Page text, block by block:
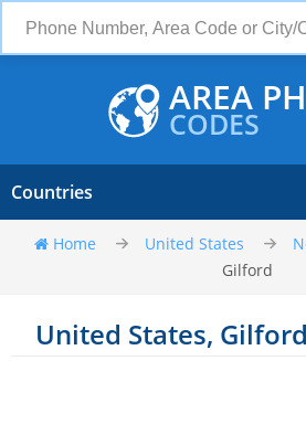
AREA
CODES
Countries
Home United States
Gilford
United States, Gilford